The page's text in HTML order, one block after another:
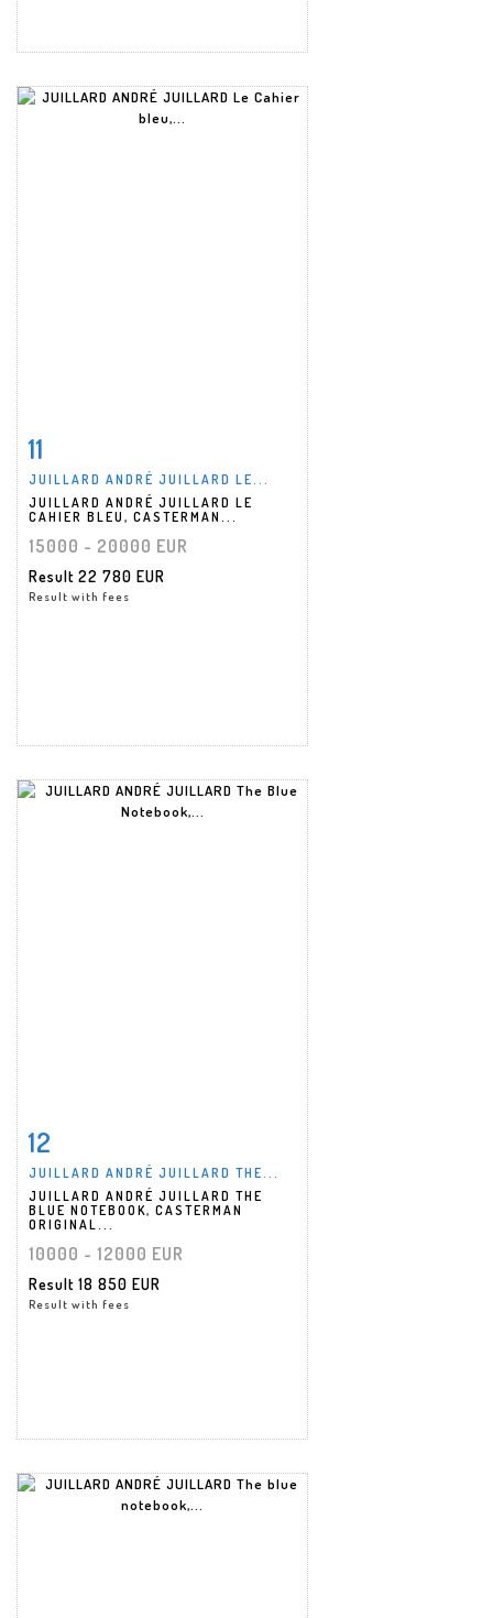
11
JUILLARD ANDRÉ JUILLARD LE...
JUILLARD ANDRÉ JUILLARD LE
CAHIER BLEU, CASTERMAN...
15000 - 20000 EUR
Result 22 780 EUR
Result with fees
12
JUILLARD ANDRÉ JUILLARD THE...
JUILLARD ANDRÉ JUILLARD THE
BLUE NOTEBOOK, CASTERMAN
ORIGINAL...
10000 - 12000 EUR
Result 18 850 EUR
Result with fees